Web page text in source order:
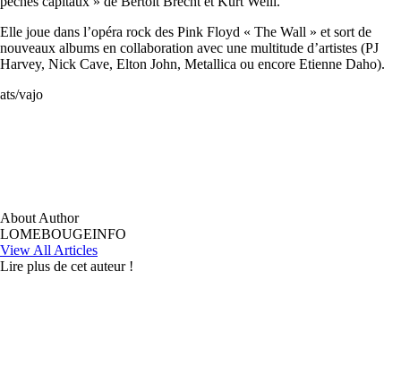
Elle joue dans l’opéra rock des Pink Floyd « The Wall » et sort de
nouveaux albums en collaboration avec une multitude d’artistes (PJ
Harvey, Nick Cave, Elton John, Metallica ou encore Etienne Daho).
ats/vajo
About Author
LOMEBOUGEINFO
View All Articles
Lire plus de cet auteur !